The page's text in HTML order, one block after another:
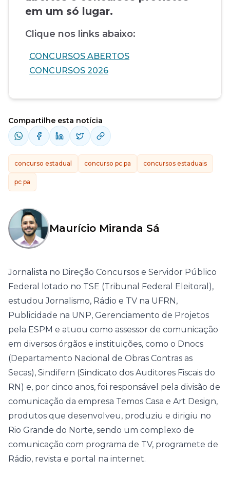
em um só lugar.
Clique nos links abaixo:
CONCURSOS ABERTOS
CONCURSOS 2026
Compartilhe esta notícia
concurso estadual concurso pc pa concursos estaduais
pc pa
Maurício Miranda Sá
Jornalista no Direção Concursos e Servidor Público
Federal lotado no TSE (Tribunal Federal Eleitoral),
estudou Jornalismo, Rádio e TV na UFRN,
Publicidade na UNP, Gerenciamento de Projetos
pela ESPM e atuou como assessor de comunicação
em diversos órgãos e instituições, como o Dnocs
(Departamento Nacional de Obras Contras as
Secas), Sindifern (Sindicato dos Auditores Fiscais do
RN) e, por cinco anos, foi responsável pela divisão de
comunicação da empresa Temos Casa e Art Design,
produtos que desenvolveu, produziu e dirigiu no
Rio Grande do Norte, sendo um complexo de
comunicação com programa de TV, programete de
Rádio, revista e portal na internet.